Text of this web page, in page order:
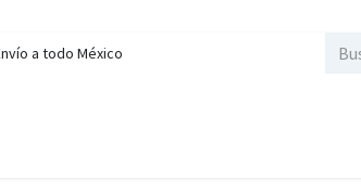
a todo México